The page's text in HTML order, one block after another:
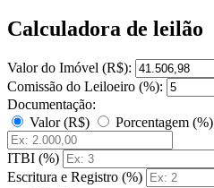
Calculadora de leilão
Valor do Imóvel (R$):
Comissão do Leiloeiro (%):
Documentação:
Valor (R$)
Porcentagem (%)
ITBI (%)
Escritura e Registro (%)